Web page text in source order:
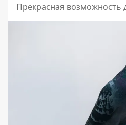
Прекрасная возможность